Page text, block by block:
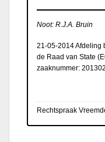
Noot: R.J.A. Bruin
21-05-2014 Afdeling
de Raad van State (
zaaknummer:
Rechtspraak